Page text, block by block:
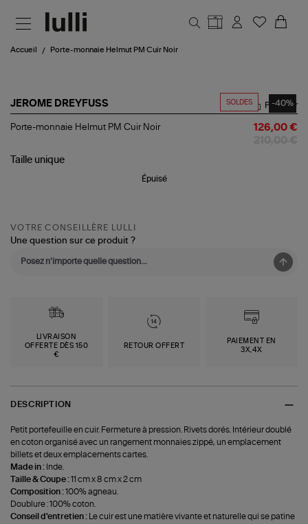
Accueil Porte-monnaie Helmut PM Cuir Noir
SOLDES -40%
JEROME DREYFUSS
Porte-
PM
Partager
Porte-monnaie Helmut PM Cuir Noir 126,00 €
Taille unique
Épuisé
VOTRE CONSEILLÈRE LULLI
Une question sur ce produit ?
LIVRAISON
OFFERTE DÈS 150
€
RETOUR OFFERT
PAIEMENT EN
3X,4X
DESCRIPTION
Petit portefeuille en cuir. Fermeture à pression. Rivets dorés. Intérieur doublé
en coton organisé avec un rangement monnaies zippé, un emplacement
billets et deux emplacements cartes.
Made in : Inde.
Taille & Coupe :11 cm x 8 cm x 2 cm
Composition :100% agneau.
Doublure : 100% coton.
Conseil d'entretien :
Le cuir est une matière vivante et naturelle qui se patine